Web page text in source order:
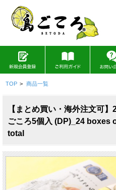
TOP > 商品一覧
【まとめ買い・海外注文可
ごころ5個入 (DP)_24 boxes
total